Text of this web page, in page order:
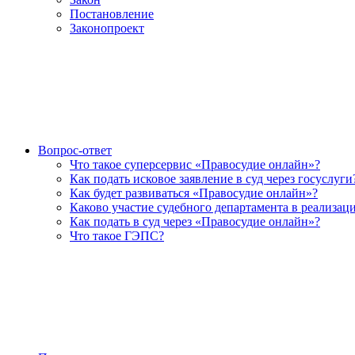
Постановление
Законопроект
Вопрос-ответ
Что такое суперсервис «Правосудие онлайн»?
Как подать исковое заявление в суд через
Как будет развиваться «Правосудие онлайн»?
Каково участие судебного департамента в
Как подать в суд через «Правосудие онлайн»?
Что такое ГЭПС?